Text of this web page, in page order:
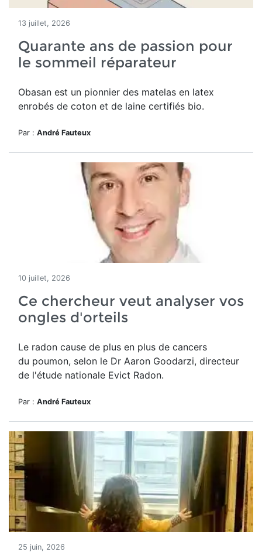
13 juillet, 2026
Quarante ans de passion pour
le sommeil réparateur
Obasan est un pionnier des matelas en latex
enrobés de coton et de laine certifiés bio.
Par : André Fauteux
10 juillet, 2026
Ce chercheur veut analyser vos
ongles d'orteils
Le radon cause de plus en plus de cancers
du poumon, selon le Dr Aaron Goodarzi, directeur
de l'étude nationale Evict Radon.
Par : André Fauteux
25 juin, 2026